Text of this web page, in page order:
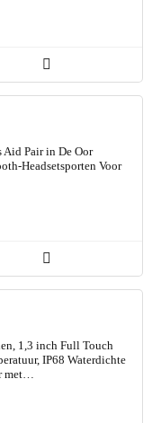
Aid Pair in De Oor
Headsetsporten Voor
1,3 inch Full Touch
IP68 Waterdichte
met…